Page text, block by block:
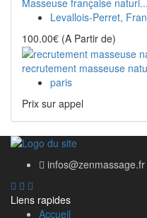
Levallois-Perret,
100.00€ (A Partir de)
recrutement masseuse
paris
Prix ​​sur appel
infos@zenmassage.fr
Liens rapides
Accueil